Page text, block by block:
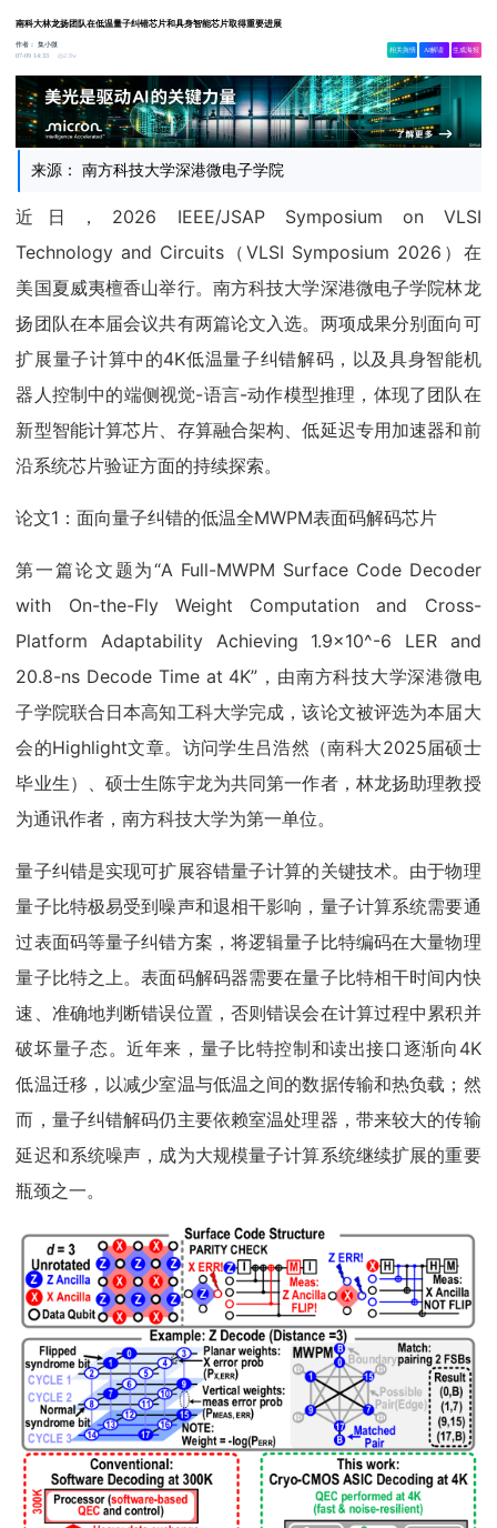
南科大林龙扬团队在低温量子纠错芯片和具身智能芯片取得重要进展
作者：集小微
07-09 14:33
2.8w
相关舆情 AI解读 生成海报
来源： 南方科技大学深港微电子学院
近日，2026 IEEE/JSAP Symposium on VLSI
Technology and Circuits（VLSI Symposium 2026）在
美国夏威夷檀香山举行。南方科技大学深港微电子学院林龙
扬团队在本届会议共有两篇论文入选。两项成果分别面向可
扩展量子计算中的4K低温量子纠错解码，以及具身智能机
器人控制中的端侧视觉-语言-动作模型推理，体现了团队在
新型智能计算芯片、存算融合架构、低延迟专用加速器和前
沿系统芯片验证方面的持续探索。
论文1：面向量子纠错的低温全MWPM表面码解码芯片
第一篇论文题为“A Full-MWPM Surface Code Decoder
with On-the-Fly Weight Computation and Cross-
Platform Adaptability Achieving 1.9×10^-6 LER and
20.8-ns Decode Time at 4K”，由南方科技大学深港微电
子学院联合日本高知工科大学完成，该论文被评选为本届大
会的Highlight文章。访问学生吕浩然（南科大2025届硕士
毕业生）、硕士生陈宇龙为共同第一作者，林龙扬助理教授
为通讯作者，南方科技大学为第一单位。
量子纠错是实现可扩展容错量子计算的关键技术。由于物理
量子比特极易受到噪声和退相干影响，量子计算系统需要通
过表面码等量子纠错方案，将逻辑量子比特编码在大量物理
量子比特之上。表面码解码器需要在量子比特相干时间内快
速、准确地判断错误位置，否则错误会在计算过程中累积并
破坏量子态。近年来，量子比特控制和读出接口逐渐向4K
低温迁移，以减少室温与低温之间的数据传输和热负载；然
而，量子纠错解码仍主要依赖室温处理器，带来较大的传输
延迟和系统噪声，成为大规模量子计算系统继续扩展的重要
瓶颈之一。